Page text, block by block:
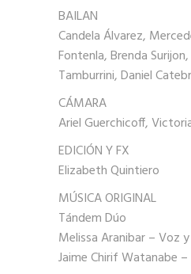
BAILAN
Candela Álvarez,
Fontenla, Brenda
Tamburrini, Daniel
CÁMARA
Ariel Guerchicoff,
EDICIÓN Y FX
Elizabeth Quintiero
MÚSICA ORIGINAL
Tándem Dúo
Melissa Aranibar – Voz
Jaime Chirif Watanabe